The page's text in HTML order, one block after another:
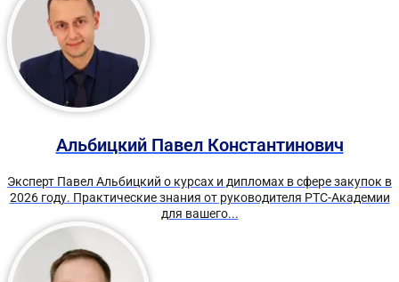
Альбицкий Павел Константинович
Эксперт Павел Альбицкий о курсах и дипломах в сфере закупок в
2026 году. Практические знания от руководителя РТС-Академии
для вашего...